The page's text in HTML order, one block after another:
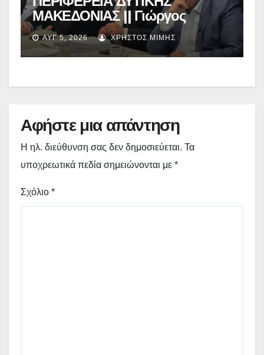
ΜΑΚΕΔΟΝΙΑΣ || Γιώργος
Αμανατίδης για Φράγμα
Νεστορίου: «Η δέσμευσή μας
γίνεται πράξη με εξασφαλισμένη
ΑΥΓ 5, 2026 ΧΡΉΣΤΟΣ ΜΊΜΗΣ
Αφήστε μια απάντηση
Η ηλ. διεύθυνση σας δεν δημοσιεύεται. Τα
υποχρεωτικά πεδία σημειώνονται με *
Σχόλιο *